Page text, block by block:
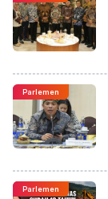
Parlemen
Parlemen